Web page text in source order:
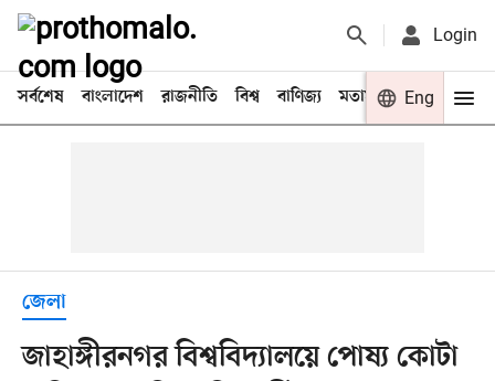
Login
সর্বশেষ বাংলাদেশ রাজনীতি বিশ্ব বাণিজ্য মতামত খেলা
Eng
জেলা
জাহাঙ্গীরনগর বিশ্ববিদ্যালয়ে পোষ্য কোটা